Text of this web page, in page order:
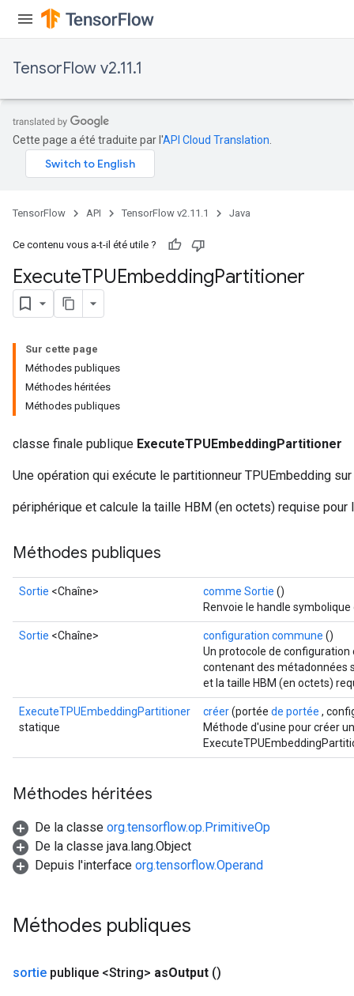
TensorFlow v2.11.1
Cette page a été traduite par l'API Cloud Translation
TensorFlow API TensorFlow v2.11.1 Java
Ce contenu vous a-t-il été utile ?
ExecuteTPUEmbeddingPartitioner
Sur cette page
Méthodes publiques
Méthodes héritées
Méthodes publiques
classe finale publique ExecuteTPUEmbeddingPartitioner
Une opération qui exécute le partitionneur TPUEmbedding
périphérique et calcule la taille HBM (en octets) requise pour
Méthodes publiques
Sortie <Chaîne> comme Sortie ()
Renvoie le handle
Sortie <Chaîne> configuration commune ()
Un protocole de
contenant des métadonnées
et la taille HBM (en octets)
ExecuteTPUEmbeddingPartitioner
statique
créer(portée de portée ,
Méthode d'usine pour créer
Méthodes héritées
De la classe org.tensorflow.op.PrimitiveOp
De la classe java.lang.Object
Depuis l'interface org.tensorflow.Operand
Méthodes publiques
sortie publique <String> asOutput ()